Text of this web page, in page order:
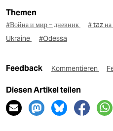
Themen
#Война и мир – дневник # taz на
Ukraine
#Odessa
Feedback Kommentieren
Diesen Artikel teilen